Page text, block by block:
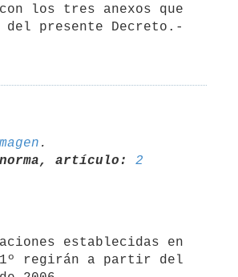
los tres anexos que
del presente Decreto.-
artículo:
2
regirán a partir del